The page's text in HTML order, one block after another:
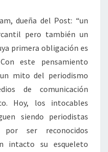
dueña del Post: “un
pero también un
primera obligación es
este pensamiento
mito del periodismo
de comunicación
Hoy, los intocables
siendo periodistas
por ser reconocidos
intacto su esqueleto